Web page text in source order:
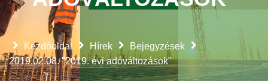
Kezdőoldal Hírek
Bejegyzések
2019.02.08. "2019. évi adóváltozások"